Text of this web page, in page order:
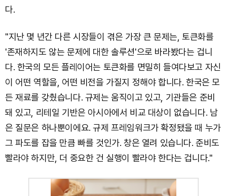
다.
"지난 몇 년간 다른 시장들이 겪은 가장 큰 문제는, 토큰화를
'존재하지도 않는 문제에 대한 솔루션'으로 바라봤다는 겁니
다. 한국의 모든 플레이어는 토큰화를 면밀히 들여다보고 자신
이 어떤 역할을, 어떤 비전을 가질지 정해야 합니다. 한국은 모
든 재료를 갖췄습니다. 규제는 움직이고 있고, 기관들은 준비
돼 있고, 리테일 기반은 아시아에서 비교 대상이 없습니다. 남
은 질문은 하나뿐이에요. 규제 프레임워크가 확정됐을 때 누가
그 파도를 잡을 만큼 빠를 것인가. 창은 열려 있습니다. 준비도
빨라야 하지만, 더 중요한 건 실행이 빨라야 한다는 겁니다."